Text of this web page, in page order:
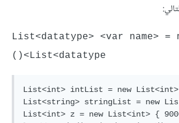
;List<datatype> <var name> =
List<datatype>()
List<int> intList = new
List<string> stringList = new
List<int> z = new List<int> {